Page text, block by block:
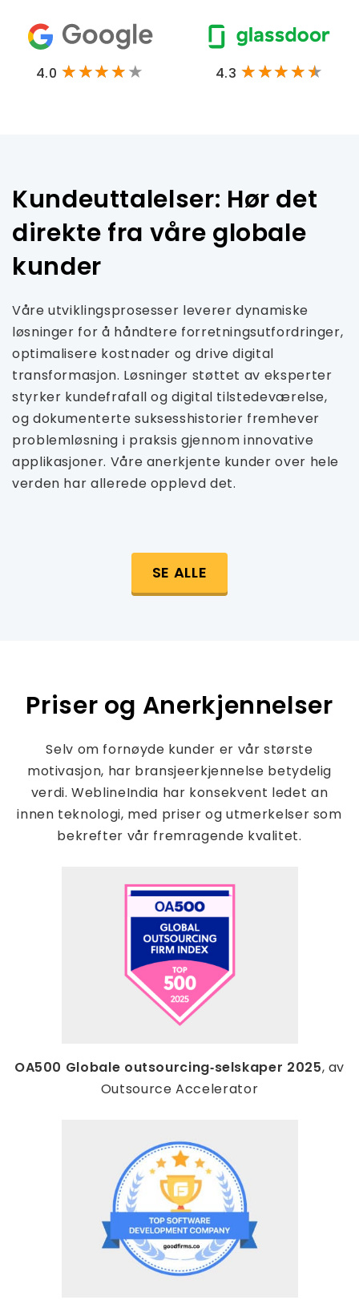
4.0 4.3
Kundeuttalelser: Hør det
direkte fra våre globale
kunder
Våre utviklingsprosesser leverer dynamiske
løsninger for å håndtere forretningsutfordringer,
optimalisere kostnader og drive digital
transformasjon. Løsninger støttet av eksperter
styrker kundefrafall og digital tilstedeværelse,
og dokumenterte suksesshistorier fremhever
problemløsning i praksis gjennom innovative
applikasjoner. Våre anerkjente kunder over hele
verden har allerede opplevd det.
SE ALLE
Priser og Anerkjennelser
Selv om fornøyde kunder er vår største
motivasjon, har bransjeerkjennelse betydelig
verdi. WeblineIndia har konsekvent ledet an
innen teknologi, med priser og utmerkelser som
bekrefter vår fremragende kvalitet.
OA500 Globale outsourcing‑selskaper 2025, av
Outsource Accelerator